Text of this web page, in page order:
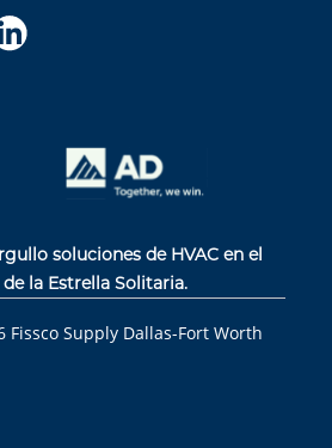
soluciones de HVAC en el
la Estrella Solitaria.
Fissco Supply Dallas-Fort Worth